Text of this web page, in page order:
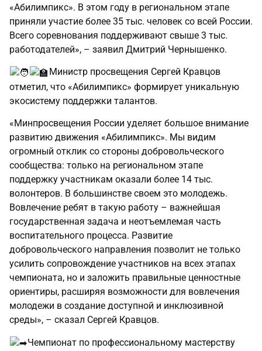
«Абилимпикс». В этом году в региональном этапе
приняли участие более 35 тыс. человек со всей России.
Всего соревнования поддерживают свыше 3 тыс.
работодателей», – заявил Дмитрий Чернышенко.
Министр просвещения Сергей Кравцов
отметил, что «Абилимпикс» формирует уникальную
экосистему поддержки талантов.
«Минпросвещения России уделяет большое внимание
развитию движения «Абилимпикс». Мы видим
огромный отклик со стороны добровольческого
сообщества: только на региональном этапе
поддержку участникам оказали более 14 тыс.
волонтеров. В большинстве своем это молодежь.
Вовлечение ребят в такую работу – важнейшая
государственная задача и неотъемлемая часть
воспитательного процесса. Развитие
добровольческого направления позволит не только
усилить сопровождение участников на всех этапах
чемпионата, но и заложить правильные ценностные
ориентиры, расширяя возможности для вовлечения
молодежи в создание доступной и инклюзивной
среды», – сказал Сергей Кравцов.
Чемпионат по профессиональному мастерству